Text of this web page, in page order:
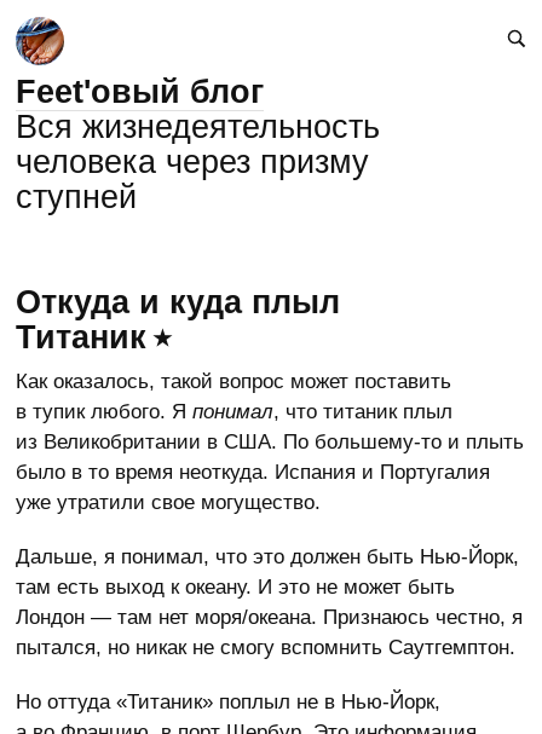
Feet'овый блог
Вся жизнедеятельность
человека через призму
ступней
Откуда и куда плыл
Титаник
Как оказалось, такой вопрос может поставить
в тупик любого. Японимал, что титаник плыл
из Великобритании в США. По большему-то и плыть
было в то время неоткуда. Испания и Португалия
уже утратили свое могущество.
Дальше, я понимал, что это должен быть Нью-Йорк,
там есть выход к океану. И это не может быть
Лондон — там нет моря/океана. Признаюсь честно, я
пытался, но никак не смогу вспомнить Саутгемптон.
Но оттуда «Титаник» поплыл не в Нью-Йорк,